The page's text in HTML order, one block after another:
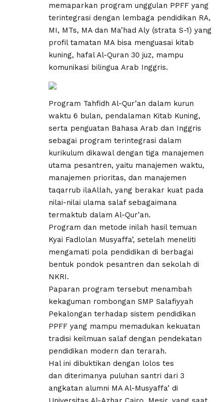
memaparkan program unggulan PPFF yang
terintegrasi dengan lembaga pendidikan RA,
MI, MTs, MA dan Ma’had Aly (strata S-1) yang
profil tamatan MA bisa menguasai kitab
kuning, hafal Al-Quran 30 juz, mampu
komunikasi bilingua Arab Inggris.
Program Tahfidh Al-Qur’an dalam kurun
waktu 6 bulan, pendalaman Kitab Kuning,
serta penguatan Bahasa Arab dan Inggris
sebagai program terintegrasi dalam
kurikulum dikawal dengan tiga manajemen
utama pesantren, yaitu manajemen waktu,
manajemen prioritas, dan manajemen
taqarrub ilaAllah, yang berakar kuat pada
nilai-nilai ulama salaf sebagaimana
termaktub dalam Al-Qur’an.
Program dan metode inilah hasil temuan
Kyai Fadlolan Musyaffa’, setelah meneliti
mengamati pola pendidikan di berbagai
bentuk pondok pesantren dan sekolah di
NKRI.
Paparan program tersebut menambah
kekaguman rombongan SMP Salafiyyah
Pekalongan terhadap sistem pendidikan
PPFF yang mampu memadukan kekuatan
tradisi keilmuan salaf dengan pendekatan
pendidikan modern dan terarah.
Hal ini dibuktikan dengan lolos tes
dan diterimanya puluhan santri dari 3
angkatan alumni MA Al-Musyaffa’ di